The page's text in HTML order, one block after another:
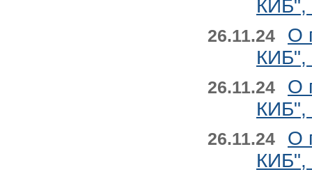
КИБ",
26.11.24
О
КИБ",
26.11.24
О
КИБ",
26.11.24
О
КИБ",